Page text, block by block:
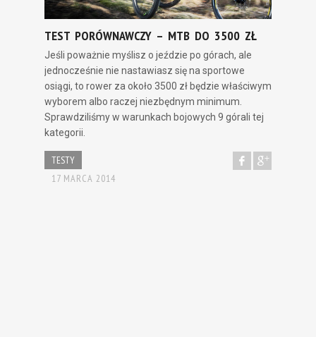
TEST PORÓWNAWCZY – MTB DO 3500 ZŁ
Jeśli poważnie myślisz o jeździe po górach, ale
jednocześnie nie nastawiasz się na sportowe
osiągi, to rower za około 3500 zł będzie właściwym
wyborem albo raczej niezbędnym minimum.
Sprawdziliśmy w warunkach bojowych 9 górali tej
kategorii.
TESTY
17 MARCA 2014